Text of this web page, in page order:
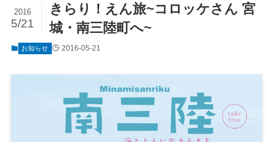
きらり！えん旅~コロッケさん 宮
城・南三陸町へ~
2016
5/21
お知らせ 2016-05-21